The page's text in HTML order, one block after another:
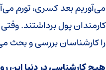
می‌آوریم بعد کسری، تورم
کارمندان پول برداشتند.
را کارشناسان بررسی و بحث